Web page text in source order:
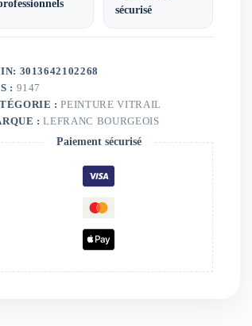
sécurisé
3013642102268
: 9147
:PEINTURE VITRAIL
:LEFRANC BOURGEOIS
Paiement sécurisé